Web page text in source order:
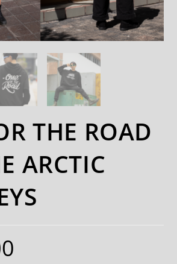
THE ROAD
ARCTIC